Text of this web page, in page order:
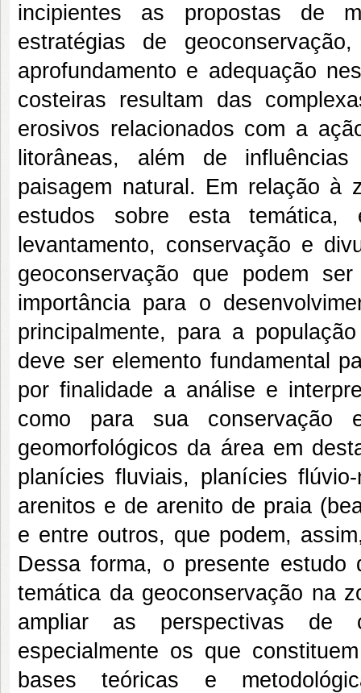
incipientes as propostas de
estratégias de
aprofundamento e adequação
costeiras resultam das
erosivos relacionados com a
litorâneas, além de
paisagem natural. Em relação à
estudos sobre esta temática,
levantamento, conservação e
geoconservação que podem
importância para o
principalmente, para a
deve ser elemento fundamental
por finalidade a análise e
como para sua conservação
geomorfológicos da área em
planícies fluviais, planícies
arenitos e de arenito de praia
e entre outros, que podem,
Dessa forma, o presente estudo
temática da geoconservação na
ampliar as perspectivas de
especialmente os que
bases teóricas e